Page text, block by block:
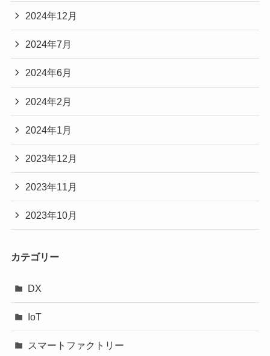
2024年12月
2024年7月
2024年6月
2024年2月
2024年1月
2023年12月
2023年11月
2023年10月
カテゴリー
DX
IoT
スマートファクトリー